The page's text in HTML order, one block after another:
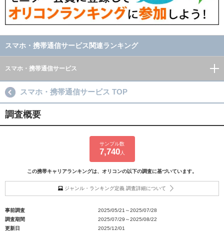
スマホ・携帯通信サービス関連ランキング
スマホ・携帯通信サービス
スマホ・携帯通信サービス TOP
調査概要
サンプル数
7,740人
この携帯キャリアランキングは、オリコンの以下の調査に基づいています。
ジャンル・ランキング定義 調査詳細について
事前調査
2025/05/21～2025/07/28
調査期間
2025/07/29～2025/08/22
更新日
2025/12/01